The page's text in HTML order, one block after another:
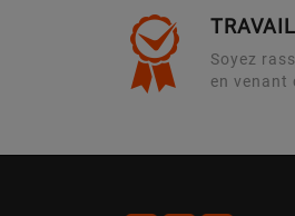
Soyez
en venant